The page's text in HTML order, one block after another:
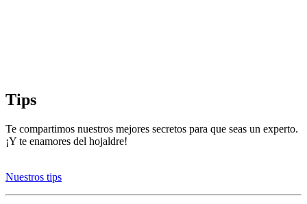
Tips
Te compartimos nuestros mejores secretos para que seas un experto.
¡Y te enamores del hojaldre!
Nuestros tips